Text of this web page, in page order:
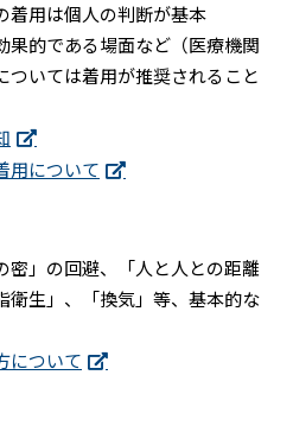
用は個人の判断が基本
的である場面など（医療機関
ついては着用が推奨されること
用について
」の回避、「人と人との距離
衛生」、「換気」等、基本的な
について